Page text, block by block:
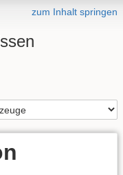
zum Inhalt springen